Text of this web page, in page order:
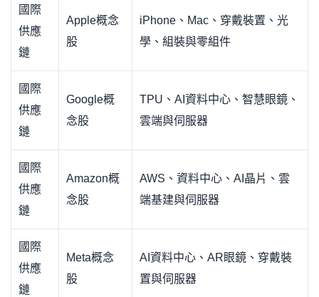
國際
供應
鏈
Apple概念
股
iPhone、Mac、穿戴裝置、光
學、組裝與零組件
國際
供應
鏈
Google概
念股
TPU、AI資料中心、智慧眼鏡、
雲端與伺服器
國際
供應
鏈
Amazon概
念股
AWS、資料中心、AI晶片、雲
端基建與伺服器
國際
供應
鏈
Meta概念
股
AI資料中心、AR眼鏡、穿戴裝
置與伺服器